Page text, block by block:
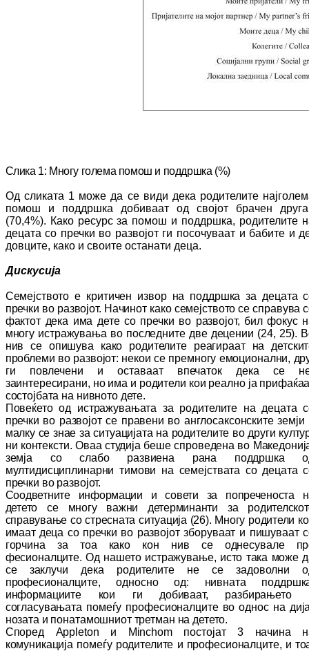
Слика 1: Многу голема помош и поддршка (%)
Од сликата 1 може да се види дека ро­ди­те­ли­те
помош и поддршка добиваат од сво­јот брачен
(70,4%). Како ресурс за по­мош и поддршка, родителите
децата со преч­ки во развојот ги посочуваат и бабите и
довците, како и своите останати деца.
Дискусија
Семејството е критичен извор на поддршка за децата
пречки во развојот. Начинот ка­ко семејството се справува
фактот дека има дете со пречки во развојот, бил фокус
многу истражувања во последните две де­це­нии (24, 25).
нив се опишува како ро­ди­те­лите реагираат на
проблеми во раз­војот: некои се премногу емоционални,
ги повлечени и оставаат впечаток дека се
заинтересирани, но има и родители кои реал­но ја
состојбата на нивното дете.
Повеќето од истражувањата за родителите на децата
пречки во развојот се правени во англосаксонските земји
малку се знае за си­туацијата на родителите во други
ни контексти. Оваа студија беше спроведена во
земја со слабо развиена рана под­дршка
мултидисциплинарни тимови на се­мејствата со децата
пречки во раз­во­јот.
Соодветните информации и совети за по­пре­че­носта
детето се многу важни детерминанти за
справување со стресната си­туа­ција (26). Многу родители
имаат деца со пречки во развојот зборуваат и пишуваат
горчина за тоа како кон нив се однесувале
фесионалците. Од нашето истражување, исто така може
се заклучи дека родителите не се задоволни
професионалците, односно од: нивната
информациите кои ги до­биваат, разбирањето
согласувањата по­ме­ѓу професионалците во однос на
нозата и понатамошниот третман на детето.
Според Appleton и Minchomпостојат 3 начина
комуникација по­ме­ѓу родителите и професионалците, и